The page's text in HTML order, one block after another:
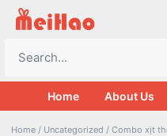
Home About Us
Home / Uncategorized / Combo xịt